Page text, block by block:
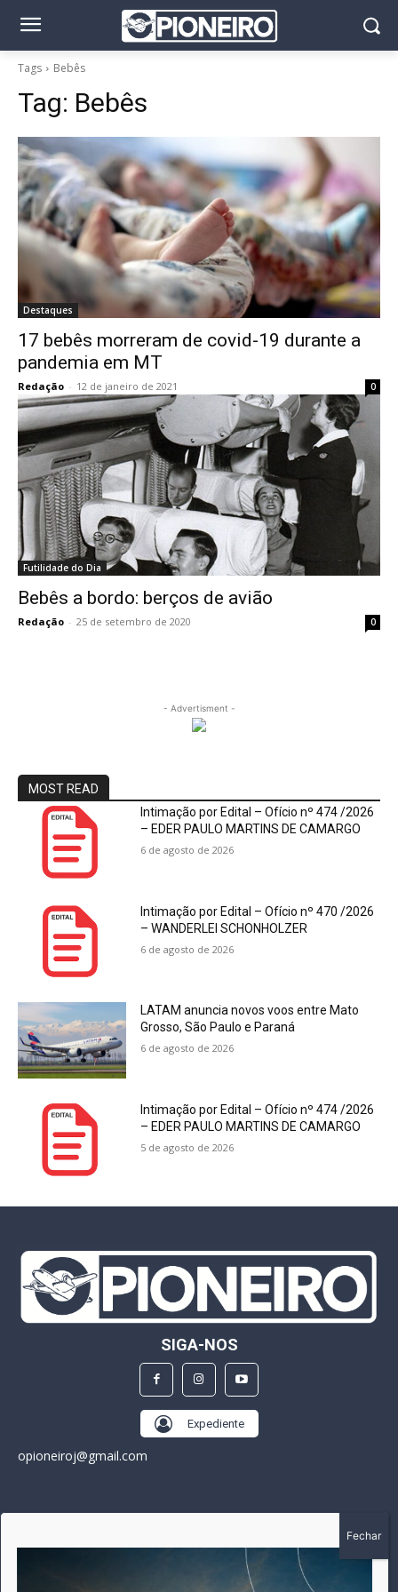
Tags Bebês
Tag: Bebês
Destaques
17 bebês morreram de covid-19 durante a
pandemia em MT
Redação - 12 de janeiro de 2021 0
Futilidade do Dia
Bebês a bordo: berços de avião
Redação - 25 de setembro de 2020 0
- Advertisment -
MOST READ
Intimação por Edital – Ofício nº 474 /2026
– EDER PAULO MARTINS DE CAMARGO
6 de agosto de 2026
Intimação por Edital – Ofício nº 470 /2026
– WANDERLEI SCHONHOLZER
6 de agosto de 2026
LATAM anuncia novos voos entre Mato
Grosso, São Paulo e Paraná
6 de agosto de 2026
Intimação por Edital – Ofício nº 474 /2026
– EDER PAULO MARTINS DE CAMARGO
5 de agosto de 2026
SIGA-NOS
Expediente
opioneiroj@gmail.com
A história do Pioneiro inicia em fevereiro de 2005 em
Canarana - MT, na época, como um jornal impresso semanal,